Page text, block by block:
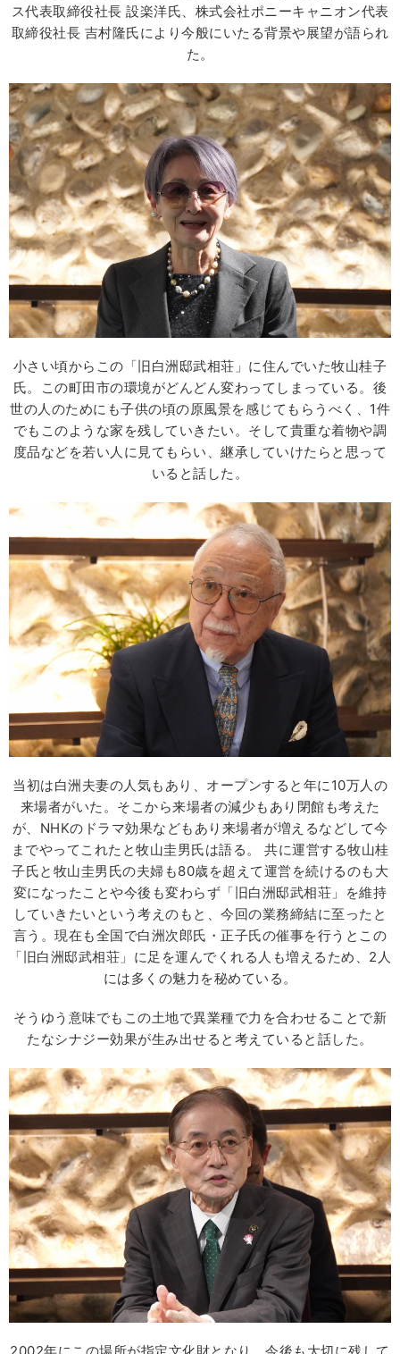
ス代表取締役社長 設楽洋氏、株式会社ポニーキャニオン代表
取締役社長 吉村隆氏により今般にいたる背景や展望が語られ
た。
小さい頃からこの「旧白洲邸武相荘」に住んでいた牧山桂子
氏。この町田市の環境がどんどん変わってしまっている。後
世の人のためにも子供の頃の原風景を感じてもらうべく、1件
でもこのような家を残していきたい。そして貴重な着物や調
度品などを若い人に見てもらい、継承していけたらと思って
いると話した。
当初は白洲夫妻の人気もあり、オープンすると年に10万人の
来場者がいた。そこから来場者の減少もあり閉館も考えた
が、NHKのドラマ効果などもあり来場者が増えるなどして今
までやってこれたと牧山圭男氏は語る。 共に運営する牧山桂
子氏と牧山圭男氏の夫婦も80歳を超えて運営を続けるのも大
変になったことや今後も変わらず「旧白洲邸武相荘」を維持
していきたいという考えのもと、今回の業務締結に至ったと
言う。現在も全国で白洲次郎氏・正子氏の催事を行うとこの
「旧白洲邸武相荘」に足を運んでくれる人も増えるため、2人
には多くの魅力を秘めている。
そうゆう意味でもこの土地で異業種で力を合わせることで新
たなシナジー効果が生み出せると考えていると話した。